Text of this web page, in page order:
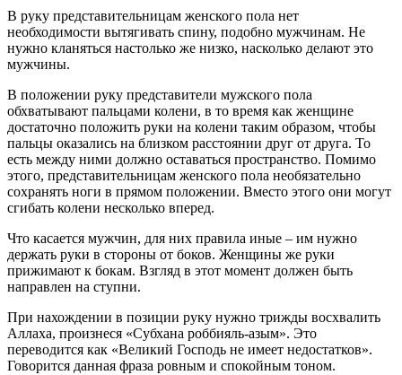
В руку представительницам женского пола нет
необходимости вытягивать спину, подобно мужчинам. Не
нужно кланяться настолько же низко, насколько делают это
мужчины.
В положении руку представители мужского пола
обхватывают пальцами колени, в то время как женщине
достаточно положить руки на колени таким образом, чтобы
пальцы оказались на близком расстоянии друг от друга. То
есть между ними должно оставаться пространство. Помимо
этого, представительницам женского пола необязательно
сохранять ноги в прямом положении. Вместо этого они могут
сгибать колени несколько вперед.
Что касается мужчин, для них правила иные – им нужно
держать руки в стороны от боков. Женщины же руки
прижимают к бокам. Взгляд в этот момент должен быть
направлен на ступни.
При нахождении в позиции руку нужно трижды восхвалить
Аллаха, произнеся «Субхана роббияль-азым». Это
переводится как «Великий Господь не имеет недостатков».
Говорится данная фраза ровным и спокойным тоном.